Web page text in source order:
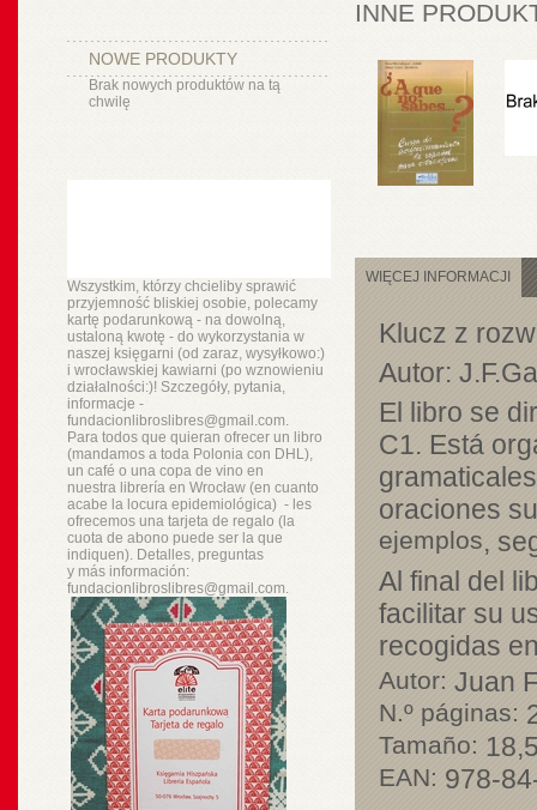
NOWE PRODUKTY
Brak nowych produktów na tą
chwilę
Wszystkim, którzy chcieliby sprawić
przyjemność bliskiej osobie, polecamy
kartę podarunkową - na dowolną,
ustaloną kwotę - do wykorzystania w
naszej księgarni (od zaraz, wysyłkowo:)
i wrocławskiej kawiarni (po wznowieniu
działalności:)! Szczegóły, pytania,
informacje -
fundacionlibroslibres@gmail.com.
Para todos que quieran ofrecer un libro
(mandamos a toda Polonia con DHL),
un café o una copa de vino en
nuestra libreríaen Wrocław (en cuanto
acabe la locura epidemiológica) - les
ofrecemos una tarjeta de regalo (la
cuota de abono puede ser la que
indiquen). Detalles, preguntas
y másinformación:
fundacionlibroslibres@gmail.com.
INNE
WIĘCEJ INFORMACJI
Klucz z
Autor:
El libro se
C1. Está
oraciones
ejemplos,
Al final del
facilitar su
recogidas
Autor: Juan
N.º páginas:
Tamaño:
EAN: 978-